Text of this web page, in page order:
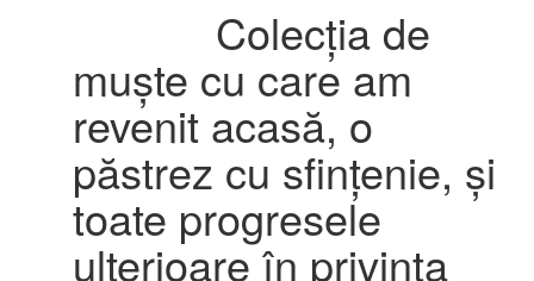
Colecția de
muște cu care am
revenit acasă, o
păstrez cu sfințenie, și
toate progresele
ulterioare în privința